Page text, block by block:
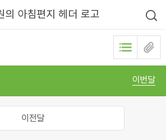
이번달
이전달